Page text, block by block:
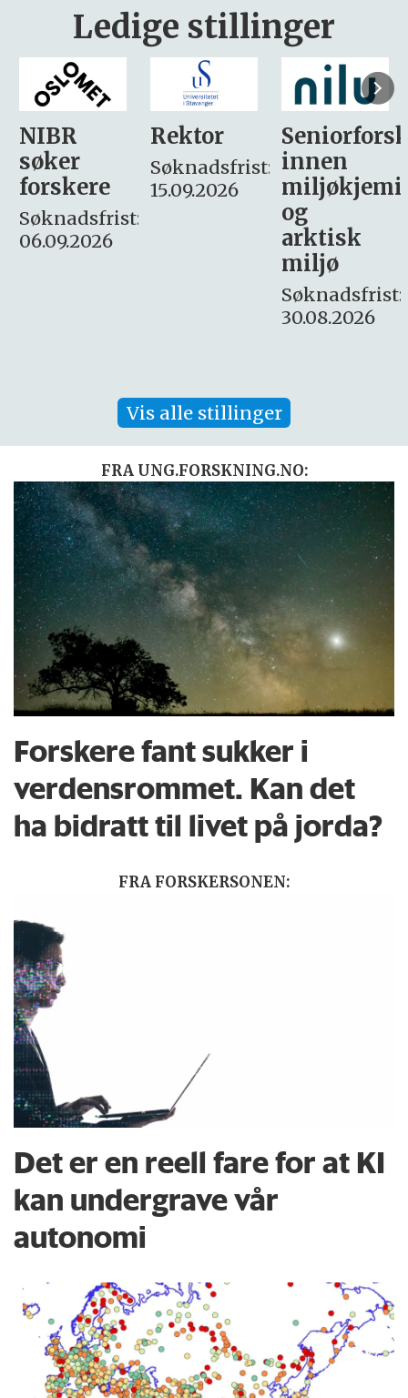
Ledige stillinger
Rektor
Søknadsfrist:
15.09.2026
Seniorforsker
innen
miljøkjemi
søker
– fast
Søknadsfrist:
16. august.
Vis alle stillinger
FRA UNG.FORSKNING.NO:
Forskere fant sukker i
verdensrommet. Kan det
ha bidratt til livet på jorda?
FRA FORSKERSONEN:
Det er en reell fare for at KI
kan undergrave vår
autonomi